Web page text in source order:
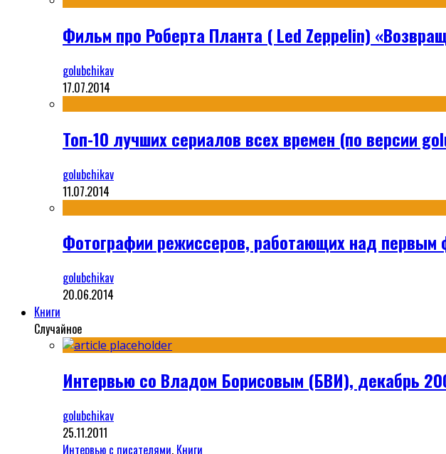
Фильм про Роберта Планта ( Led Zeppelin)
golubchikav
17.07.2014
Топ-10 лучших сериалов всех времен (по версии
golubchikav
11.07.2014
Фотографии режиссеров, работающих над первым
golubchikav
20.06.2014
Книги
Случайное
Интервью со Владом Борисовым (БВИ), декабрь
golubchikav
25.11.2011
Интервью с писателями, Книги